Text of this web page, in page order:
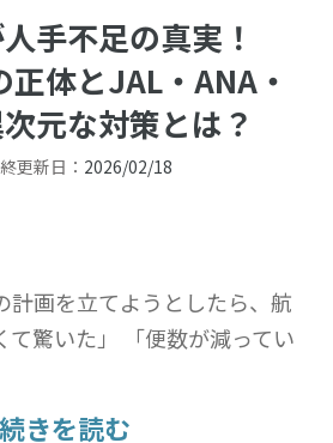
手不足の真実！
体とJAL・ANA・
元な対策とは？
更新日： 2026/02/18
計画を立てようとしたら、航
て驚いた」 「便数が減ってい
続きを読む